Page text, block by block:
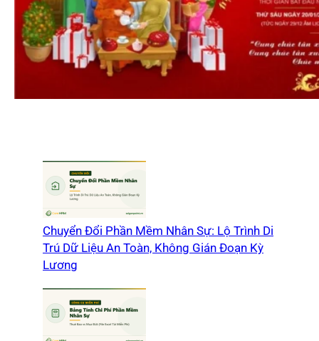
Chuyển Đổi Phần Mềm Nhân Sự: Lộ Trình Di
Trú Dữ Liệu An Toàn, Không Gián Đoạn Kỳ
Lương